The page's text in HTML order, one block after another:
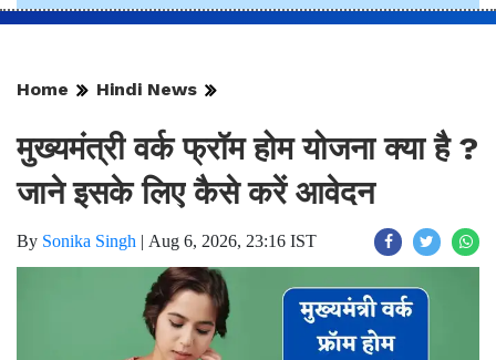
Home Hindi News
मुख्यमंत्री वर्क फ्रॉम होम योजना क्या है ?
जाने इसके लिए कैसे करें आवेदन
By Sonika Singh | Aug 6, 2026, 23:16 IST